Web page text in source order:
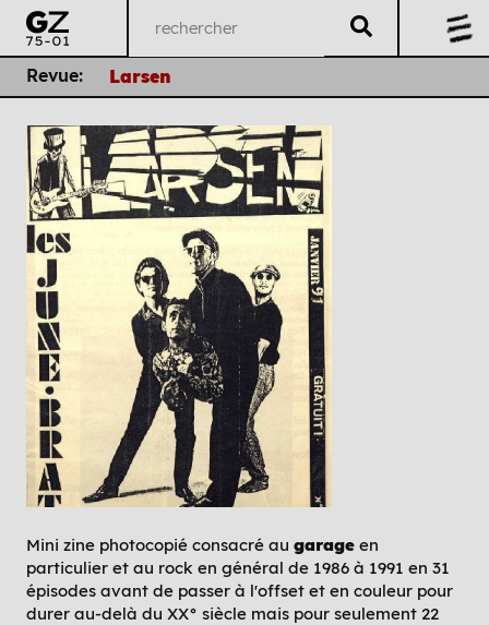
Revue: Larsen
Mini zine photocopié consacré au garage en
particulier et au rock en général de 1986 à 1991 en 31
épisodes avant de passer à l'offset et en couleur pour
durer au-delà du XX° siècle mais pour seulement 22